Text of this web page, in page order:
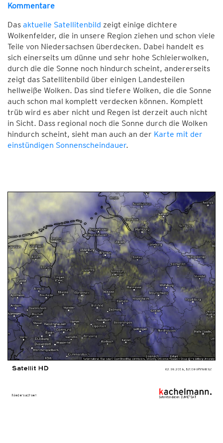
Kommentare
Das aktuelle Satellitenbild zeigt einige dichtere
Wolkenfelder, die in unsere Region ziehen und schon viele
Teile von Niedersachsen überdecken. Dabei handelt es
sich einerseits um dünne und sehr hohe Schleierwolken,
durch die die Sonne noch hindurch scheint, andererseits
zeigt das Satellitenbild über einigen Landesteilen
hellweiße Wolken. Das sind tiefere Wolken, die die Sonne
auch schon mal komplett verdecken können. Komplett
trüb wird es aber nicht und Regen ist derzeit auch nicht
in Sicht. Dass regional noch die Sonne durch die Wolken
hindurch scheint, sieht man auch an der Karte mit der
einstündigen Sonnenscheindauer.